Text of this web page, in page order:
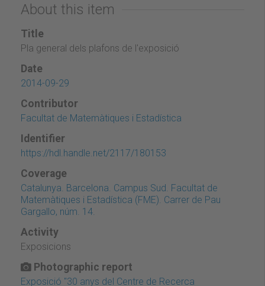
About this item
Title
Pla general dels plafons de l'exposició
Date
2014-09-29
Contributor
Facultat de Matemàtiques i Estadística
Identifier
https://hdl.handle.net/2117/180153
Coverage
Catalunya. Barcelona. Campus Sud. Facultat de
Matemàtiques i Estadística (FME). Carrer de Pau
Gargallo, núm. 14.
Activity
Exposicions
Photographic report
Exposició "30 anys del Centre de Recerca